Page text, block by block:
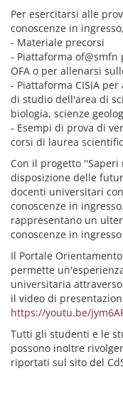
Per esercitarsi alle
conoscenze in
- Materiale precorsi
- Piattaforma
OFA o per allenarsi
- Piattaforma CISIA
di studio dell'area di
biologia, scienze
- Esempi di prova di
corsi di laurea
Con il progetto
disposizione delle
docenti universitari
conoscenze in
rappresentano un
conoscenze in
Il Portale
permette
universitaria
il video di
https://youtu.be/
Tutti gli studenti e le
possono inoltre
riportati sul sito del